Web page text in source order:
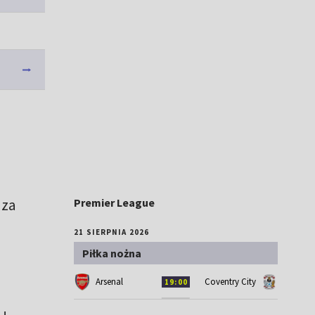
Premier League
21 SIERPNIA 2026
Piłka nożna
Arsenal 19:00 Coventry City